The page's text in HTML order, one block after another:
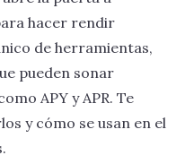
hacer rendir
de herramientas,
pueden sonar
APY y APR. Te
y cómo se usan en el